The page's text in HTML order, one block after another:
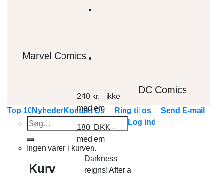
Marvel Comics
DC Comics
Top 10NyhederKontakt Os Ring til os
Send E-mail
Søg
efter:
Log ind
Ingen varer i kurven.
Kurv
240 kr. - ikke
medlem
180 DKK -
medlem
Darkness
reigns! After a